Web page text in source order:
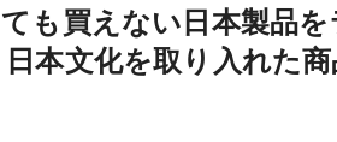
も買えない日本製品
本文化を取り入れた商